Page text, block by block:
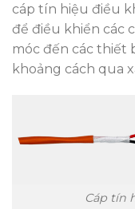
cáp tín hiệu điều
để điều khiển các
móc đến các thiết
khoảng cách qua
Cáp tín